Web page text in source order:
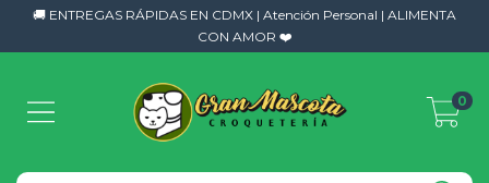
🚚 ENTREGAS RÁPIDAS EN CDMX | Atención Personal | ALIMENTA
CON AMOR ❤️
0